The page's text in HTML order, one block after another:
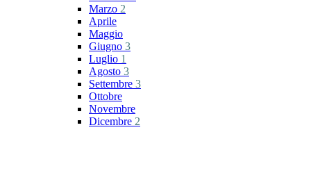
Marzo 2
Aprile
Maggio
Giugno 3
Luglio 1
Agosto 3
Settembre 3
Ottobre
Novembre
Dicembre 2